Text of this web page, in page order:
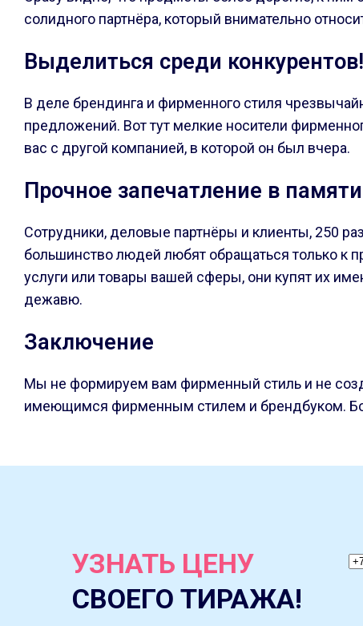
солидного партнёра, который внимательно
Выделиться среди конкурентов!
В деле брендинга и фирменного стиля
предложений. Вот тут мелкие носители
вас с другой компанией, в которой он был вчера.
Прочное запечатление в памяти
Сотрудники, деловые партнёры и клиенты, 250
большинство людей любят обращаться только к
услуги или товары вашей сферы, они купят их
дежавю.
Заключение
Мы не формируем вам фирменный стиль и не
имеющимся фирменным стилем и брендбуком.
УЗНАТЬ ЦЕНУ
СВОЕГО ТИРАЖА!